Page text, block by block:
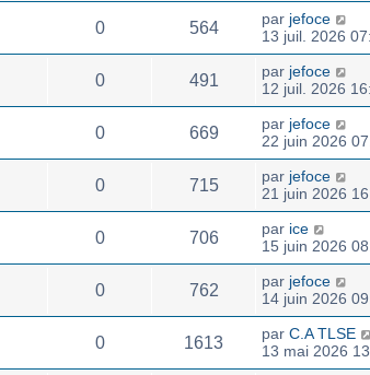
0 564 par jefoce
13 juil. 2026
0 491 par jefoce
12 juil. 2026
0 669 par jefoce
22 juin 2026
0 715 par jefoce
21 juin 2026
0 706 par ice
15 juin 2026
0 762 par jefoce
14 juin 2026
0 1613 par C.A TLSE
13 mai 2026